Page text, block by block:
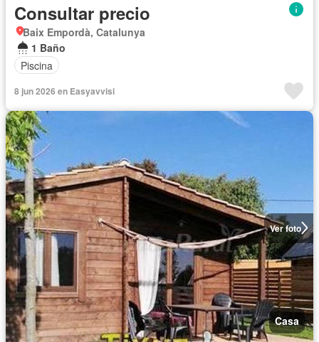
Consultar precio
Baix Empordà, Catalunya
1 Baño
Piscina
8 jun 2026 en Easyavvisi
Ver foto
Casa